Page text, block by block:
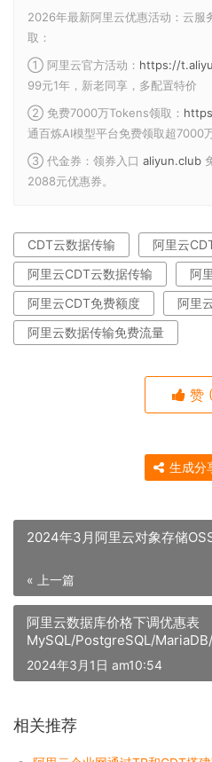
2026年最新阿里云优惠活动：云服
取：
① 阿里云官方活动： https://
99元1年，新老同享，多配置特价
② 免费7000万Tokens领取：
通百炼AI模型平台免费领取超7000
③ 代金券：领券入口 aliyun.club
2088元优惠券。
CDT云数据传输
阿里云
阿里云CDT云数据传输
阿
阿里云CDT免费额度
阿里
阿里云数据传输免费流量
赞
生成分
2024年3月阿里云对象存储
« 上一篇
阿里云数据库价格下调优惠表
MySQL/PostgreSQL/
2024年3月1日 am10:54
相关推荐